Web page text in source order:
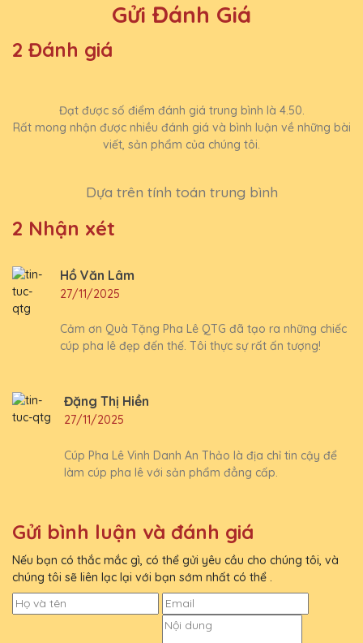
Gửi Đánh Giá
2 Đánh giá
Đạt được số điểm đánh giá trung bình là 4.50.
Rất mong nhận được nhiều đánh giá và bình luận về những bài
viết, sản phẩm của chúng tôi.
Dựa trên tính toán trung bình
2 Nhận xét
Hồ Văn Lâm
27/11/2025
Cảm ơn Quà Tặng Pha Lê QTG đã tạo ra những chiếc
cúp pha lê đẹp đến thế. Tôi thực sự rất ấn tượng!
Đặng Thị Hiền
27/11/2025
Cúp Pha Lê Vinh Danh An Thảo là địa chỉ tin cậy để
làm cúp pha lê với sản phẩm đẳng cấp.
Gửi bình luận và đánh giá
Nếu bạn có thắc mắc gì, có thể gửi yêu cầu cho chúng tôi, và
chúng tôi sẽ liên lạc lại với bạn sớm nhất có thể .